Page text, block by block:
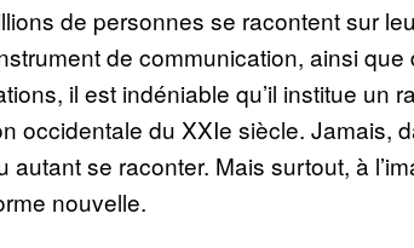
de personnes se racontent sur
de communication, ainsi
il est indéniable qu’il institue un
occidentale du XXIe siècle. Jamais,
autant se raconter. Mais surtout, à
nouvelle.